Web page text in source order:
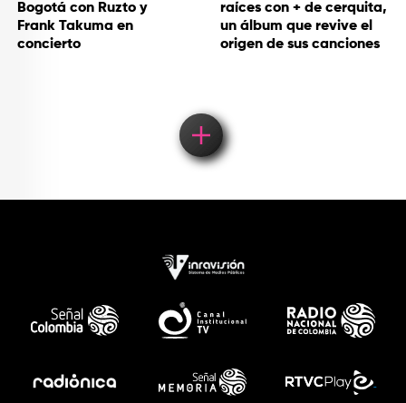
Bogotá con Ruzto y
Frank Takuma en
concierto
raíces con + de cerquita,
un álbum que revive el
origen de sus canciones